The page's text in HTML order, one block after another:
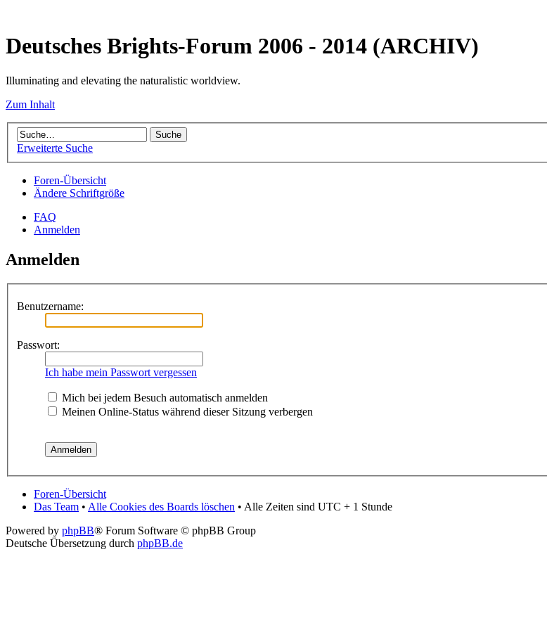
Deutsches Brights-Forum 2006 - 2014 (ARCHIV)
Illuminating and elevating the naturalistic worldview.
Zum Inhalt
Erweiterte Suche
Foren-Übersicht
Ändere Schriftgröße
FAQ
Anmelden
Anmelden
Benutzername:
Passwort:
Ich habe mein Passwort vergessen
Mich bei jedem Besuch automatisch anmelden
Meinen Online-Status während dieser Sitzung verbergen
Foren-Übersicht
Das Team • Alle Cookies des Boards löschen • Alle Zeiten sind UTC + 1 Stunde
Powered by phpBB® Forum Software © phpBB Group
Deutsche Übersetzung durch phpBB.de